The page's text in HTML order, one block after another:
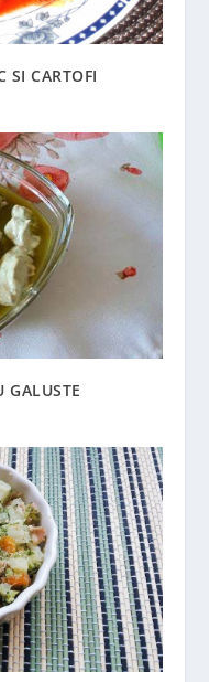
SI CARTOFI
GALUSTE